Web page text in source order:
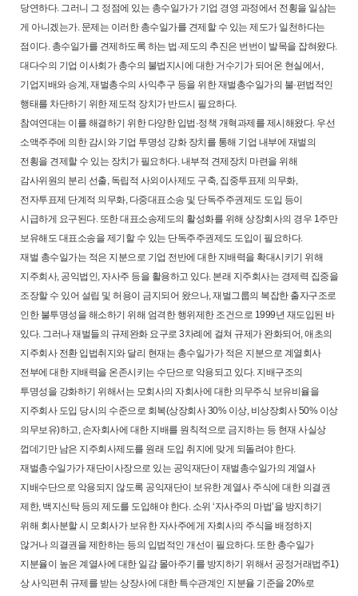
당연하다. 그러니 그 정점에 있는 총수일가가 기업 경영 과정에서 전횡을 일삼는
게 아니겠는가. 문제는 이러한 총수일가를 견제할 수 있는 제도가 일천하다는
점이다. 총수일가를 견제하도록 하는 법·제도의 추진은 번번이 발목을 잡혀왔다.
대다수의 기업 이사회가 총수의 불법지시에 대한 거수기가 되어온 현실에서,
기업지배와 승계, 재벌총수의 사익추구 등을 위한 재벌총수일가의 불·편법적인
행태를 차단하기 위한 제도적 장치가 반드시 필요하다.
참여연대는 이를 해결하기 위한 다양한 입법·정책 개혁과제를 제시해왔다. 우선
소액주주에 의한 감시와 기업 투명성 강화 장치를 통해 기업 내부에 재벌의
전횡을 견제할 수 있는 장치가 필요하다. 내부적 견제장치 마련을 위해
감사위원의 분리 선출, 독립적 사외이사제도 구축, 집중투표제 의무화,
전자투표제 단계적 의무화, 다중대표소송 및 단독주주권제도 도입 등이
시급하게 요구된다. 또한 대표소송제도의 활성화를 위해 상장회사의 경우 1주만
보유해도 대표소송을 제기할 수 있는 단독주주권제도 도입이 필요하다.
재벌 총수일가는 적은 지분으로 기업 전반에 대한 지배력을 확대시키기 위해
지주회사, 공익법인, 자사주 등을 활용하고 있다. 본래 지주회사는 경제력 집중을
조장할 수 있어 설립 및 허용이 금지되어 왔으나, 재벌그룹의 복잡한 출자구조로
인한 불투명성을 해소하기 위해 엄격한 행위제한 조건으로 1999년 재도입된 바
있다. 그러나 재벌들의 규제완화 요구로 3차례에 걸쳐 규제가 완화되어, 애초의
지주회사 전환 입법취지와 달리 현재는 총수일가가 적은 지분으로 계열회사
전부에 대한 지배력을 온존시키는 수단으로 악용되고 있다. 지배구조의
투명성을 강화하기 위해서는 모회사의 자회사에 대한 의무주식 보유비율을
지주회사 도입 당시의 수준으로 회복(상장회사 30% 이상, 비상장회사 50% 이상
의무보유)하고, 손자회사에 대한 지배를 원칙적으로 금지하는 등 현재 사실상
껍데기만 남은 지주회사제도를 원래 도입 취지에 맞게 되돌려야 한다.
재벌총수일가가 재단이사장으로 있는 공익재단이 재벌총수일가의 계열사
지배수단으로 악용되지 않도록 공익재단이 보유한 계열사 주식에 대한 의결권
제한, 백지신탁 등의 제도를 도입해야 한다. 소위 ‘자사주의 마법’을 방지하기
위해 회사분할 시 모회사가 보유한 자사주에게 자회사의 주식을 배정하지
않거나 의결권을 제한하는 등의 입법적인 개선이 필요하다. 또한 총수일가
지분율이 높은 계열사에 대한 일감 몰아주기를 방지하기 위해서 공정거래법주1)
상 사익편취 규제를 받는 상장사에 대한 특수관계인 지분율 기준을 20%로